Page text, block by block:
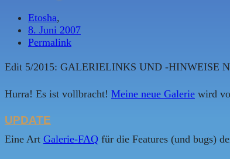
Etosha,
8. Juni 2007
Permalink
Edit 5/2015: GALERIELINKS UND -HINWEISE
Hurra! Es ist vollbracht! Meine neue Galerie wird
UPDATE
Eine Art Galerie-FAQ für die Features (und bugs)